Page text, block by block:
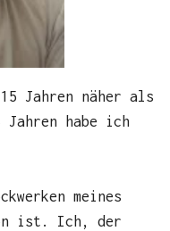
Jahren näher als
habe ich
meines
ist. Ich, der